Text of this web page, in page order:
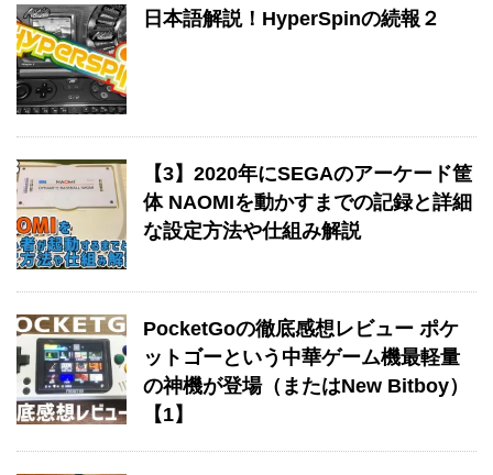
日本語解説！HyperSpinの続報２
【3】2020年にSEGAのアーケード筐
体 NAOMIを動かすまでの記録と詳細
な設定方法や仕組み解説
PocketGoの徹底感想レビュー ポケ
ットゴーという中華ゲーム機最軽量
の神機が登場（またはNew Bitboy）
【1】